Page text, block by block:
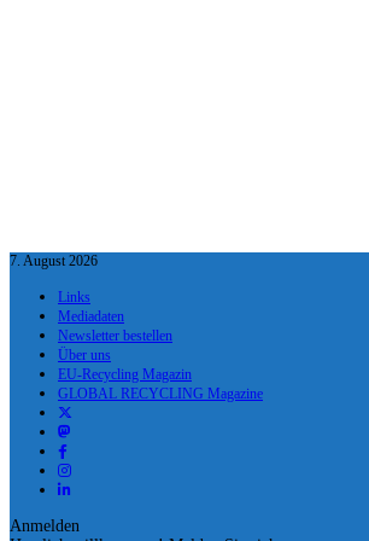
7. August 2026
Links
Mediadaten
Newsletter bestellen
Über uns
EU-Recycling Magazin
GLOBAL RECYCLING Magazine
Anmelden